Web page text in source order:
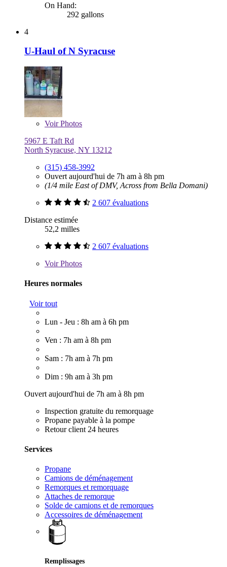
On Hand:
292 gallons
4
U-Haul of N Syracuse
VoirPhotos
5967 E Taft Rd
North Syracuse, NY 13212
(315) 458-3992
Ouvert aujourd'hui de 7h am à 8h pm
(1/4 mile East of DMV, Across from Bella Domani)
2 607 évaluations
Distance estimée
52,2 milles
2 607 évaluations
VoirPhotos
Heures normales
Voir tout
Lun - Jeu : 8h am à 6h pm
Ven : 7h am à 8h pm
Sam : 7h am à 7h pm
Dim : 9h am à 3h pm
Ouvert aujourd'hui de 7h am à 8h pm
Inspection gratuite du remorquage
Propane payable à la pompe
Retour client 24 heures
Services
Propane
Camions de déménagement
Remorques et remorquage
Attaches de remorque
Solde de camions et de remorques
Accessoires de déménagement
Remplissages